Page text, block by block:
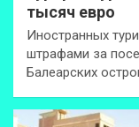
тысяч евро
Иностранных
штрафами за
Балеарских